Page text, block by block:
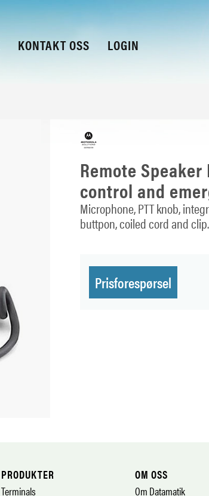
KONTAKT OSS LOGIN
Remote
control and
Microphone, PTT knob,
buttpon, coiled cord and
Prisforespørsel
PRODUKTER
Terminals
OM OSS
Om Datamatik